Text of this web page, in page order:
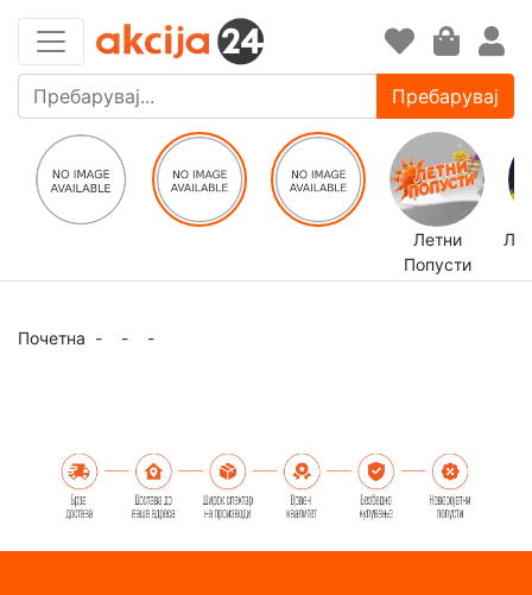
Пребарувај
Летни
Попусти
Почетна - - -